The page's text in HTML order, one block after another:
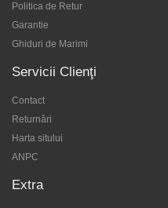
Politica de Retur
Garantie
Ghiduri de Marimi
Servicii Clienţi
Contact
Returnări
Harta sitului
ANPC
Extra